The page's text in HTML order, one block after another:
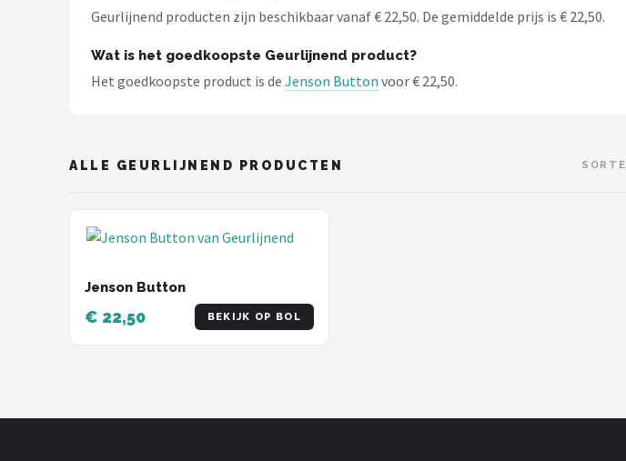
Thrustmaster
Alle merken →
Geurlijnend producten zijn beschikbaar vanaf € 22,50. De gemiddelde prijs is € 22,50.
Wat is het goedkoopste Geurlijnend product?
Het goedkoopste product is de Jenson Button voor € 22,50.
ALLE GEURLIJNEND PRODUCTEN
Jenson Button
€ 22,50 BEKIJK OP BOL